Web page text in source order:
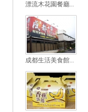
漂流木花園餐廳...
成都生活美食館...